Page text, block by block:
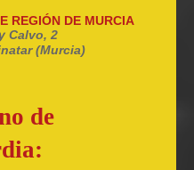
REGIÓN DE MURCIA
Calvo, 2
(Murcia)
de